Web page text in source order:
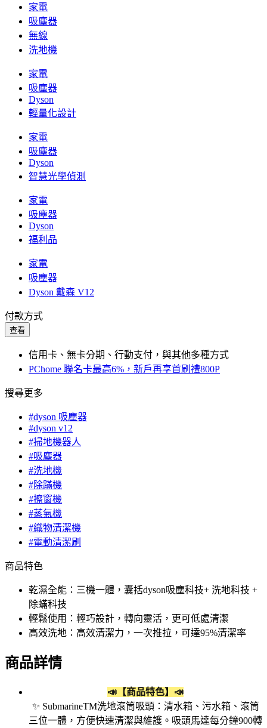
家電
吸塵器
無線
洗地機
家電
吸塵器
Dyson
輕量化設計
家電
吸塵器
Dyson
智慧光學偵測
家電
吸塵器
Dyson
福利品
家電
吸塵器
Dyson 戴森 V12
付款方式
查看
信用卡、無卡分期、行動支付，與其他多種方式
PChome 聯名卡最高6%，新戶再享首刷禮800P
搜尋更多
#dyson 吸塵器
#dyson v12
#掃地機器人
#吸塵器
#洗地機
#除蹣機
#擦窗機
#蒸氣機
#織物清潔機
#電動清潔刷
商品特色
乾濕全能：三機一體，囊括dyson吸塵科技+ 洗地科技 +
除蟎科技
輕鬆使用：輕巧設計，轉向靈活，更可低處清潔
高效洗地：高效清潔力，一次推拉，可達95%清潔率
商品詳情
📣【商品特色】📣
✨ SubmarineTM洗地滾筒吸頭：清水箱、污水箱、滾筒
三位一體，方便快速清潔與維護。吸頭馬達每分鐘900轉